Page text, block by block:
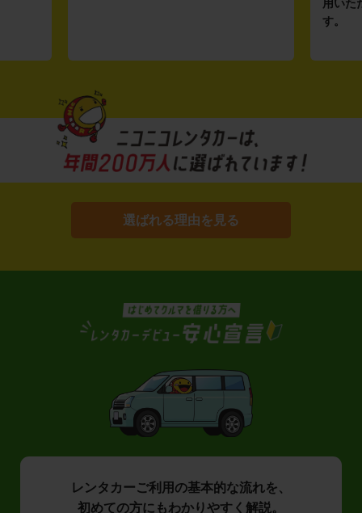
用いた
す。
選ばれる理由を見る
レンタカーご利用の基本的な流れを、
初めての方にもわかりやすく解説。